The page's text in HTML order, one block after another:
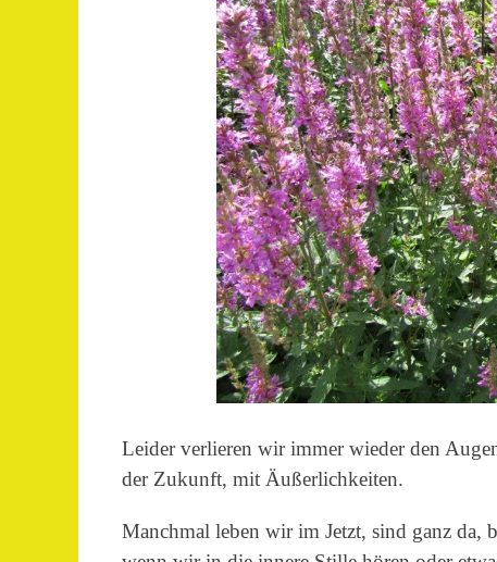
Leider verlieren wir immer wieder den
der Zukunft, mit Äußerlichkeiten.
Manchmal leben wir im Jetzt, sind ganz da,